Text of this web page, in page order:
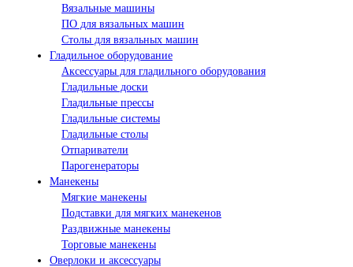
Вязальные машины
ПО для вязальных машин
Столы для вязальных машин
Гладильное оборудование
Аксессуары для гладильного оборудования
Гладильные доски
Гладильные прессы
Гладильные системы
Гладильные столы
Отпариватели
Парогенераторы
Манекены
Мягкие манекены
Подставки для мягких манекенов
Раздвижные манекены
Торговые манекены
Оверлоки и аксессуары